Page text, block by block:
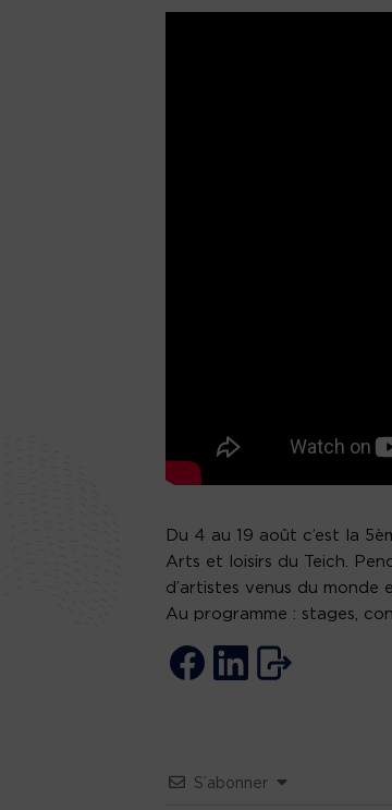
Du 4 au 19 août c’est la
Arts et loisirs du Teich.
d’artistes venus du monde
Au programme : stages,
S’abonner